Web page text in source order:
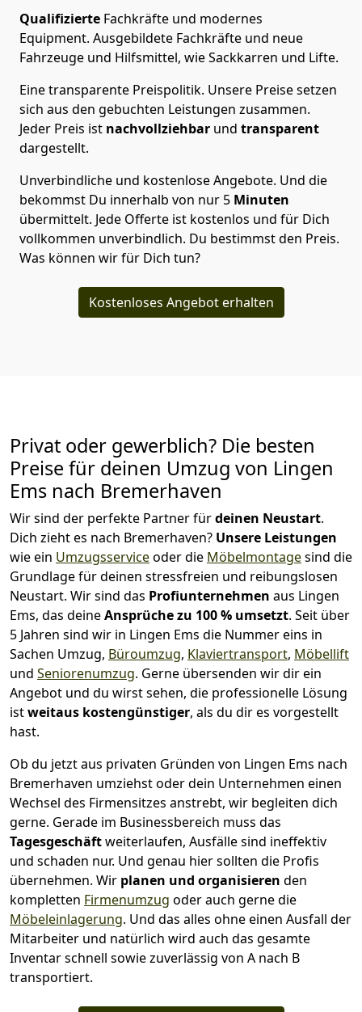
Qualifizierte Fachkräfte und modernes
Equipment. Ausgebildete Fachkräfte und neue
Fahrzeuge und Hilfsmittel, wie Sackkarren und Lifte.
Eine transparente Preispolitik. Unsere Preise setzen
sich aus den gebuchten Leistungen zusammen.
Jeder Preis ist nachvollziehbar und transparent
dargestellt.
Unverbindliche und kostenlose Angebote. Und die
bekommst Du innerhalb von nur 5 Minuten
übermittelt. Jede Offerte ist kostenlos und für Dich
vollkommen unverbindlich. Du bestimmst den Preis.
Was können wir für Dich tun?
Kostenloses Angebot erhalten
Privat oder gewerblich? Die besten
Preise für deinen Umzug von Lingen
Ems nach Bremer­haven
Wir sind der perfekte Partner fürdeinen Neustart.
Dich zieht es nach Bremer­haven? Unsere Leistungen
wie ein Umzugsserviceoder die Möbelmontagesind die
Grundlage für deinen stressfreien und reibungslosen
Neustart. Wir sind das Profiunternehmen aus Lingen
Ems, das deineAnsprüche zu 100 % umsetzt. Seit über
5 Jahren sind wir in Lingen Ems die Nummer eins in
Sachen Umzug, Büroumzug, Klaviertransport, Möbellift
und Seniorenumzug. Gerne übersenden wir dir ein
Angebot und du wirst sehen, die professionelle Lösung
istweitaus kostengünstiger, als du dir es vorgestellt
hast.
Ob du jetzt aus privaten Gründen von Lingen Ems nach
Bremer­haven umziehst oder dein Unternehmen einen
Wechsel des Firmensitzes anstrebt, wir begleiten dich
gerne. Gerade im Businessbereich muss das
Tagesgeschäftweiterlaufen, Ausfälle sind ineffektiv
und schaden nur. Und genau hier sollten die Profis
übernehmen. Wir planen und organisieren den
kompletten Firmenumzug oder auch gerne die
Möbeleinlagerung. Und das alles ohne einen Ausfall der
Mitarbeiter und natürlich wird auch das gesamte
Inventar schnell sowie zuverlässig von A nach B
transportiert.